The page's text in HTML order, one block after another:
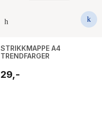
STRIKKMAPPE A4
TRENDFARGER
29,-